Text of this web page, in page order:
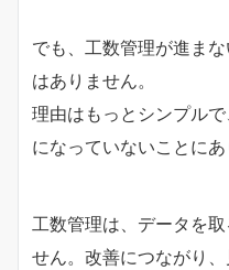
でも、工数管理が進ま
はありません。
理由はもっとシンプル
になっていないことにあ
工数管理は、データを
せん。改善につながり